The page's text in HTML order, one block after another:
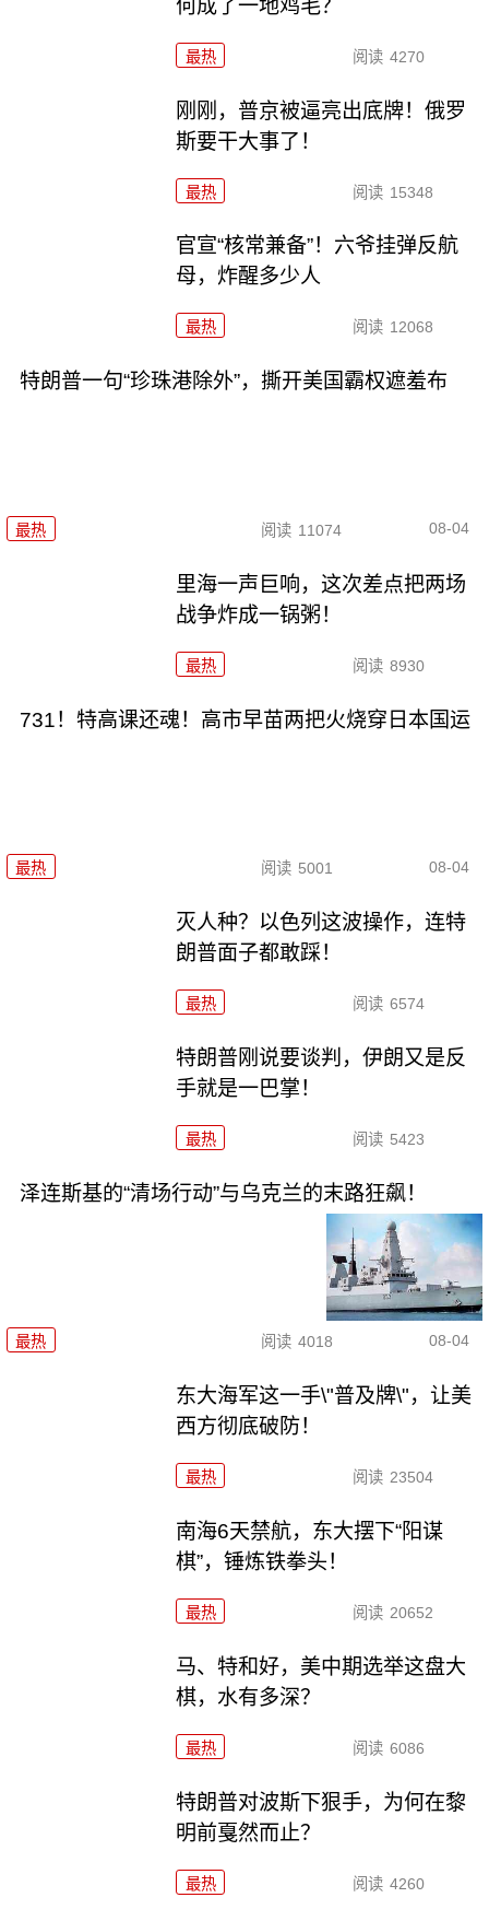
何成了一地鸡毛？
最热 阅读 4270
刚刚，普京被逼亮出底牌！俄罗
斯要干大事了！
最热 阅读 15348
官宣“核常兼备”！六爷挂弹反航
母，炸醒多少人
最热 阅读 12068
特朗普一句“珍珠港除外”，撕开美国霸权遮羞布
最热 阅读 11074 08-04
里海一声巨响，这次差点把两场
战争炸成一锅粥！
最热 阅读 8930
731！特高课还魂！高市早苗两把火烧穿日本国运
最热 阅读 5001 08-04
灭人种？以色列这波操作，连特
朗普面子都敢踩！
最热 阅读 6574
特朗普刚说要谈判，伊朗又是反
手就是一巴掌！
最热 阅读 5423
泽连斯基的“清场行动”与乌克兰的末路狂飙！
最热 阅读 4018 08-04
东大海军这一手\"普及牌\"，让美
西方彻底破防！
最热 阅读 23504
南海6天禁航，东大摆下“阳谋
棋”，锤炼铁拳头！
最热 阅读 20652
马、特和好，美中期选举这盘大
棋，水有多深？
最热 阅读 6086
特朗普对波斯下狠手，为何在黎
明前戛然而止？
最热 阅读 4260